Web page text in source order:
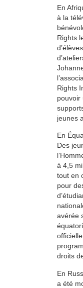
En
à la
Rights
Rights
pouvoir
jeunes
En
Des
à 4,5
tout en
pour
avérée
droits
En
a été